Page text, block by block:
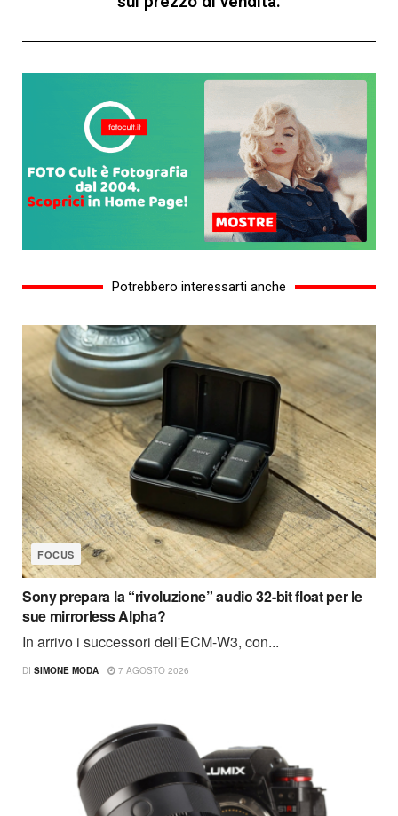
Potrebbero interessarti anche
FOCUS
Sony prepara la “rivoluzione” audio 32-bit float per le
sue mirrorless Alpha?
In arrivo i successori dell'ECM-W3, con...
DI SIMONE MODA 7 AGOSTO 2026